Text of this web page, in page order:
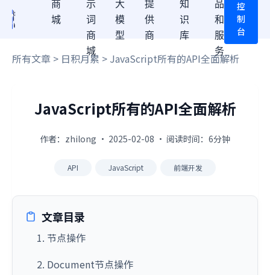
商
城
示
词
商
城
大
模
型
提
供
商
知
识
库
品
和
服
务
控
制
台
所有文章 > 日积月累 > JavaScript所有的API全面解析
JavaScript所有的API全面解析
作者：zhilong · 2025-02-08 · 阅读时间：6分钟
API JavaScript 前端开发
文章目录
1. 节点操作
2. Document节点操作